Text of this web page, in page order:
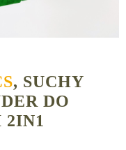
, SUCHY
DO